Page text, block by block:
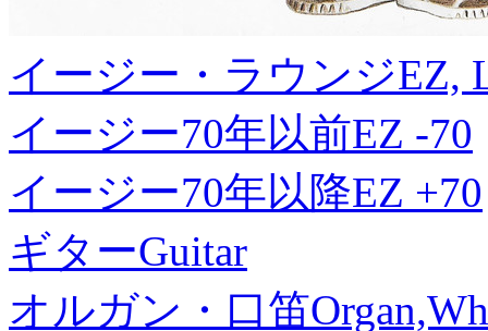
イージー・ラウンジEZ,
イージー70年以前EZ -70
イージー70年以降EZ +70
ギターGuitar
オルガン・口笛